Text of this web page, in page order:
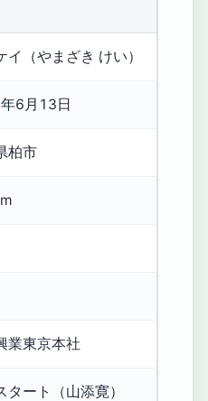
イ（やまざき けい）
6月13日
柏市
業東京本社
タート（山添寛）